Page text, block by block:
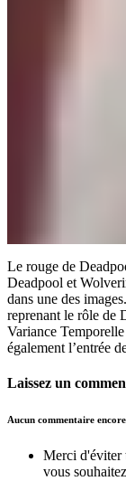
Le rouge de
Deadpool et
dans une des
reprenant le rôle de
Variance
également l’entrée
Laissez un
Aucun commentaire encore
Merci d'éviter
vous